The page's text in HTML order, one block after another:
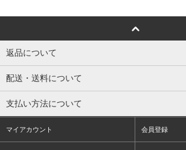
返品について
配送・送料について
支払い方法について
マイアカウント 会員登録